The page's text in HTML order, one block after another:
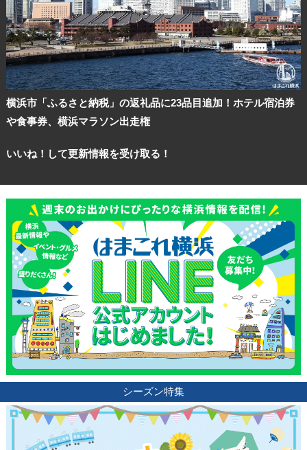
横浜市「ふるさと納税」の返礼品に23品目追加！ホテル宿泊券
や食事券、横浜マラソン出走権
いいね！して更新情報を受け取る！
シーズン特集